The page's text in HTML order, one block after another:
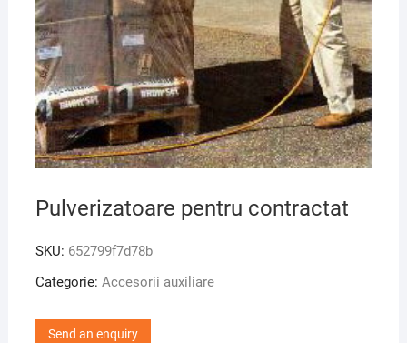
Pulverizatoare pentru contractat
SKU: 652799f7d78b
Categorie: Accesorii auxiliare
Send an enquiry